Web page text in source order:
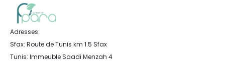
Adresses:
Sfax: Route de Tunis km 1.5 Sfax
Tunis: Immeuble Saadi Menzah 4